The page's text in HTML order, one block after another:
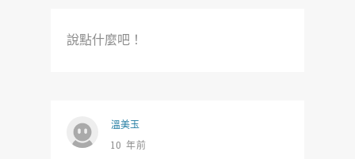
說點什麼吧！
溫美玉
10 年前